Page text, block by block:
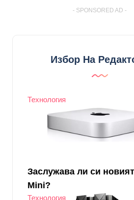
- SPONSORED AD -
Избор На
Технология
Заслужава ли си
Mini?
Технология